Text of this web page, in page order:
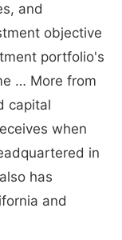
and
objective
portfolio's
… More from
capital
when
in
has
and